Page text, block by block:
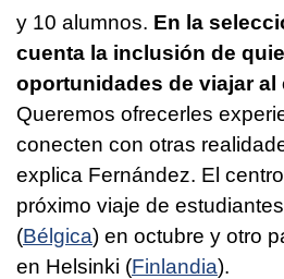
y 10 alumnos. En la
cuenta la inclusión de
oportunidades de viajar al
Queremos ofrecerles
conecten con otras
explica Fernández. El
próximo viaje de
(Bélgica) en octubre y otro
en Helsinki (Finlandia).